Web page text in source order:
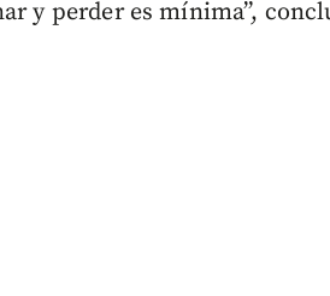
y perder es mínima”,